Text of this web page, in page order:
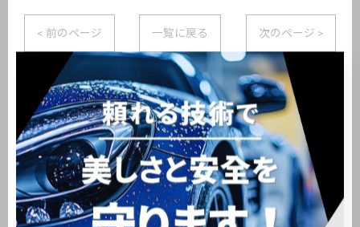
< 前のページ 一覧に戻る 次のページ >
関連タグ
#大田区 #洗車 #新車販売
#中古車販売